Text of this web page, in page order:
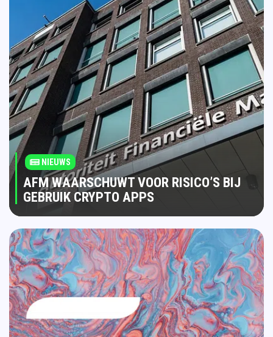
NIEUWS
AFM WAARSCHUWT VOOR RISICO’S BIJ
GEBRUIK CRYPTO APPS